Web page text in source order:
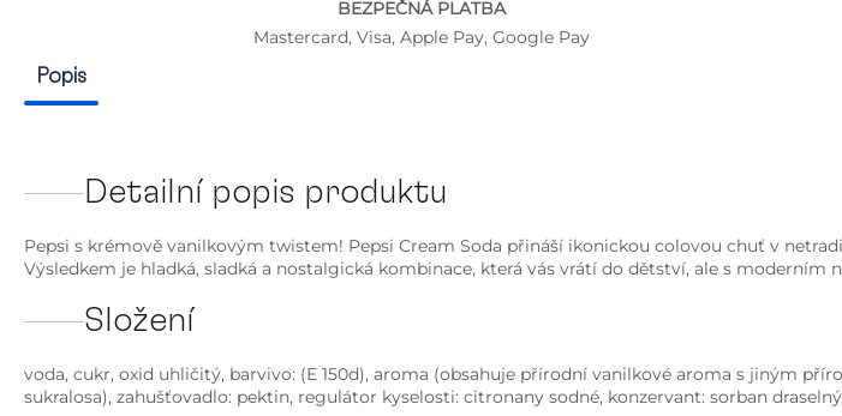
BEZPEČNÁ PLATBA
Mastercard, Visa, Apple Pay, Google Pay
Popis
Detailní popis produktu
Pepsi s krémově vanilkovým twistem! Pepsi Cream Soda přináší ikonickou colovou chuť v
Výsledkem je hladká, sladká a nostalgická kombinace, která vás vrátí do dětství, ale s moderním
Složení
voda, cukr, oxid uhličitý, barvivo: (E 150d), aroma (obsahuje přírodní vanilkové aroma s jiným
sukralosa), zahušťovadlo: pektin, regulátor kyselosti: citronany sodné, konzervant: sorban